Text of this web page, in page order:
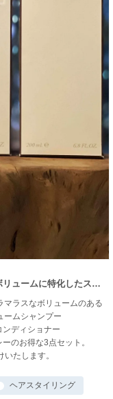
ュームに特化したスペ
ラスなボリュームのある
ームシャンプー
ンディショナー
のお得な3点セット。
たします。
ヘアスタイリング